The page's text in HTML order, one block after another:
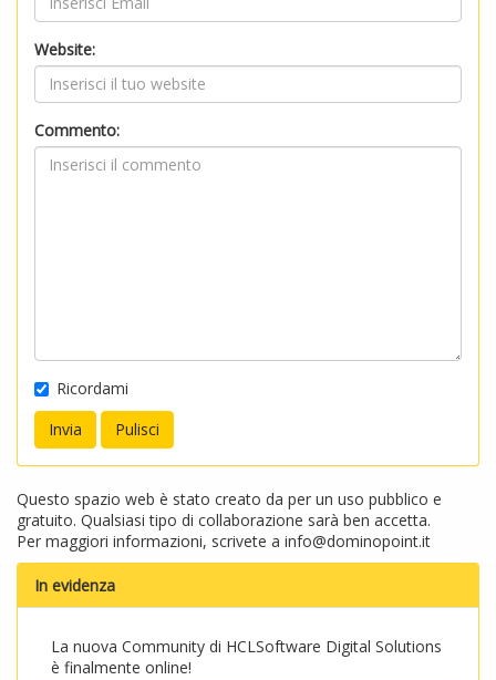
Website:
Commento:
Ricordami
Questo spazio web è stato creato da per un uso pubblico e
gratuito. Qualsiasi tipo di collaborazione sarà ben accetta.
Per maggiori informazioni, scrivete a info@dominopoint.it
In evidenza
La nuova Community di HCLSoftware Digital Solutions
è finalmente online!